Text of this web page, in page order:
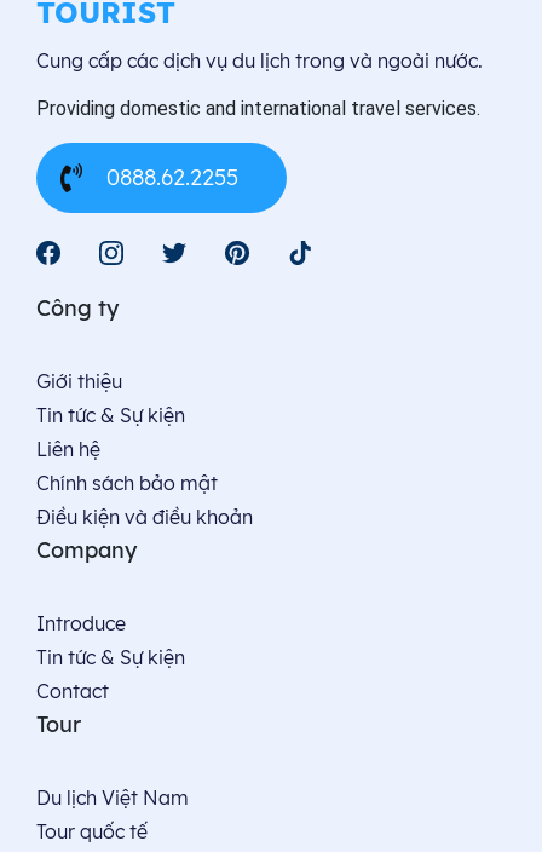
–
LUANG
TOURIST
Cung cấp các dịch vụ du lịch trong và ngoài nước.
Providing domestic and international travel services.
0888.62.2255
Công ty
Giới thiệu
Tin tức & Sự kiện
Liên hệ
Chính sách bảo mật
Điều kiện và điều khoản
Company
Introduce
Tin tức & Sự kiện
Contact
Tour
Du lịch Việt Nam
Tour quốc tế